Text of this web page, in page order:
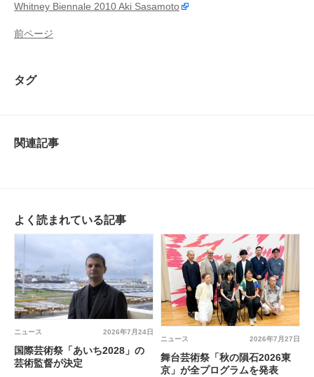
Whitney Biennale 2010Aki Sasamoto
前ページ
タグ
関連記事
よく読まれている記事
2026年7月24日
ニュース
国際芸術祭「あいち2028」の
芸術監督が決定
2026年7月27日
ニュース
舞台芸術祭「秋の隕石2026東
京」が全プログラムを発表